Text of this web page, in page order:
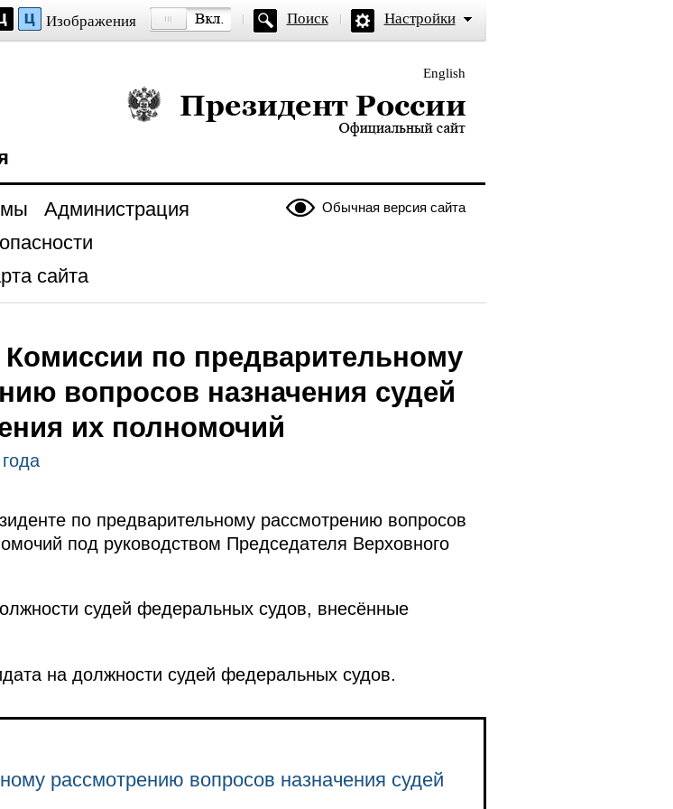
Изображения Поиск Настройки
English
Президент России — официальный сайт
Обычная версия сайта
Администрация
сайта
Комиссии по предварительному
вопросов назначения судей
их полномочий
по предварительному рассмотрению вопросов
под руководством Председателя Верховного
судей федеральных судов, внесённые
на должности судей федеральных судов.
рассмотрению вопросов назначения судей